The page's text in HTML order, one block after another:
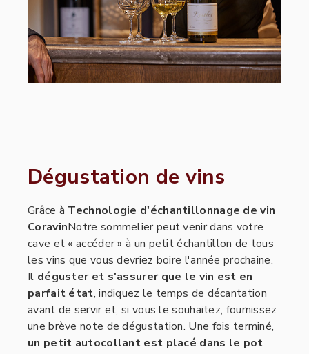
Dégustation de vins
Grâce à Technologie d'échantillonnage de vin
CoravinNotre sommelier peut venir dans votre
cave et « accéder » à un petit échantillon de tous
les vins que vous devriez boire l'année prochaine.
Il déguster et s'assurer que le vin est en
parfait état, indiquez le temps de décantation
avant de servir et, si vous le souhaitez, fournissez
une brève note de dégustation. Une fois terminé,
un petit autocollant est placé dans le pot